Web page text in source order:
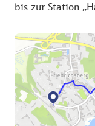
bis zur Station